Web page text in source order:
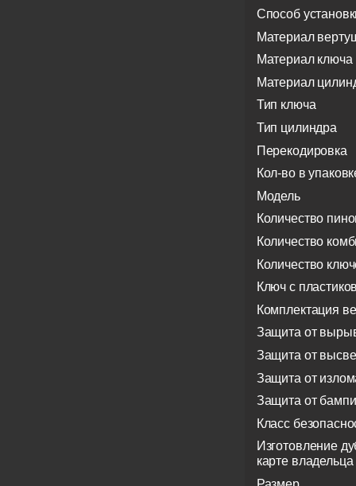
Способ
Материал
Материал ключа
Материал
Тип ключа
Тип цилиндра
Перекодировка
Кол-во в
Модель
Количество
Количество
Количество
Ключ с
Комплектация
Защита от
Защита от
Защита от
Защита от
Класс
Изготовление
карте владельца